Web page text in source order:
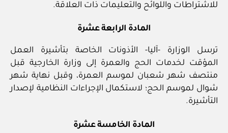
للاشتراطات واللوائح والتعليمات ذات العلاقة.
المادة الرابعة عشرة
ترسل الوزارة -آليا- الأذونات الخاصة بتأشيرة العمل
المؤقت لخدمات الحج والعمرة إلى وزارة الخارجية قبل
منتصف شهر شعبان لموسم العمرة، وقبل نهاية شهر
شوال لموسم الحج؛ لاستكمال الإجراءات النظامية لإصدار
التأشيرة.
المادة الخامسة عشرة